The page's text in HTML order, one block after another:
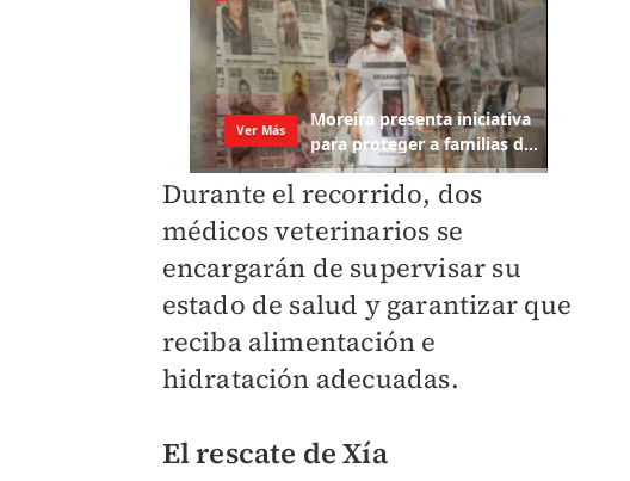
Durante el recorrido, dos
médicos veterinarios se
encargarán de supervisar su
estado de salud y garantizar que
reciba alimentación e
hidratación adecuadas.
El rescate de Xía